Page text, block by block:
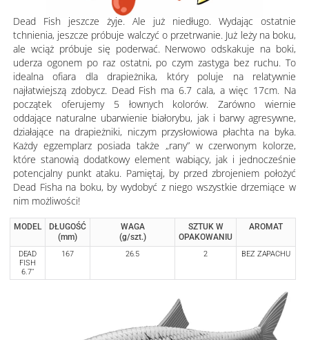
, to w wolnym tłumaczeniu martwa ryba. Jednak nasz
Dead Fish jeszcze żyje. Ale już niedługo. Wydając ostatnie
tchnienia, jeszcze próbuje walczyć o przetrwanie. Już leży na boku,
ale wciąż próbuje się poderwać. Nerwowo odskakuje na boki,
uderza ogonem po raz ostatni, po czym zastyga bez ruchu. To
idealna ofiara dla drapieżnika, który poluje na relatywnie
najłatwiejszą zdobycz. Dead Fish ma 6.7 cala, a więc 17cm. Na
początek oferujemy 5 łownych kolorów. Zarówno wiernie
oddające naturalne ubarwienie białorybu, jak i barwy agresywne,
działające na drapieżniki, niczym przysłowiowa płachta na byka.
Każdy egzemplarz posiada także „rany” w czerwonym kolorze,
które stanowią dodatkowy element wabiący, jak i jednocześnie
potencjalny punkt ataku. Pamiętaj, by przed zbrojeniem położyć
Dead Fisha na boku, by wydobyć z niego wszystkie drzemiące w
nim możliwości!
MODEL
DŁUGOŚĆ
(mm)
WAGA
(g/szt.)
SZTUK W
OPAKOWANIU
AROMAT
DEAD
FISH
6.7"
167 26.5 2 BEZ ZAPACHU